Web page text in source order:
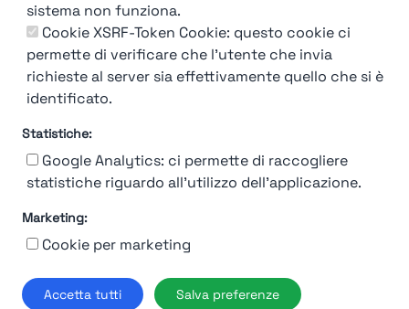
sistema non funziona.
Cookie XSRF-Token Cookie: questo cookie ci
permette di verificare che l'utente che invia
richieste al server sia effettivamente quello che si è
identificato.
Statistiche:
Google Analytics: ci permette di raccogliere
statistiche riguardo all'utilizzo dell'applicazione.
Marketing:
Cookie per marketing
Accetta tutti Salva preferenze
You're Not logged in
LoginorIscrivitiper vedere
Termini e Condizioni
© 2019-2026 Stupendio. Tutti i diritti riservati | Smarteris S.r.l. P.IVA
02659750992 | Capitale Sociale € 2.550 i.v.